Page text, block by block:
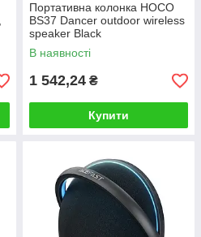
Портативна колонка HOCO
BS37 Dancer outdoor wireless
speaker Black
В наявності
1 542,24 ₴
Купити